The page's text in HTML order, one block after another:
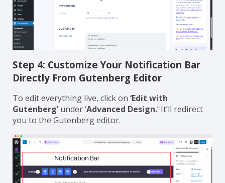
Step 4: Customize Your Notification Bar
Directly From Gutenberg Editor
To edit everything live, click on ‘Edit with
Gutenberg’under ‘Advanced Design.’ It’ll redirect
you to the Gutenberg editor.